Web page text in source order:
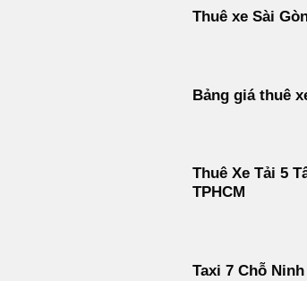
Thuê xe Sài
Bảng giá thuê
Thuê Xe Tải 5
TPHCM
Taxi 7 Chỗ